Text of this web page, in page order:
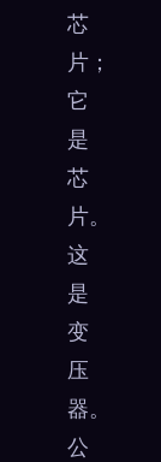
芯
片；
它
是
芯
片。
这
是
变
压
器。
公